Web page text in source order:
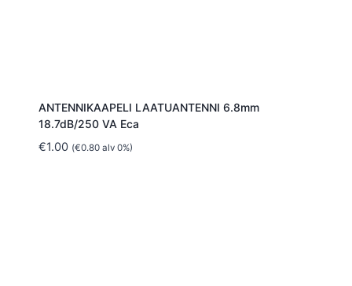
ANTENNIKAAPELI LAATUANTENNI 6.8mm
18.7dB/250 VA Eca
€1.00 (€0.80alv 0%)